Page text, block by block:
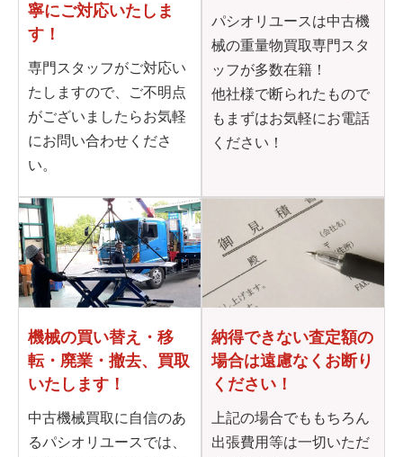
寧にご対応いたしま
す！
専門スタッフがご対応い
たしますので、ご不明点
がございましたらお気軽
にお問い合わせくださ
い。
パシオリユースは中古機
械の重量物買取専門スタ
ッフが多数在籍！
他社様で断られたもので
もまずはお気軽にお電話
ください！
機械の買い替え・移
転・ 廃業・撤去、買取
いたします！
中古機械買取に自信のあ
るパシオリユースでは、
納得できない査定額の
場合は遠慮なくお断り
ください！
上記の場合でももちろん
出張費用等は一切いただ